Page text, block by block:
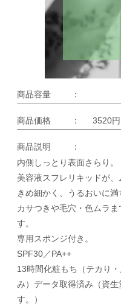
商品容量 ：
商品価格 ： 3520円
商品説明
：
内側しっとり表面さらり。
美容液スフレリキッドが、
きめ細かく、うるおいに満
カサつきや毛穴・色ムラ
す。
専用スポンジ付き。
SPF30／PA++
13時間化粧もち（テカり
み）データ取得済み（資
す。）